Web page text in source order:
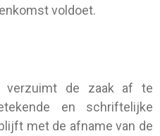
voldoet.
verzuimt de zaak af te
en schriftelijke
met de afname van de